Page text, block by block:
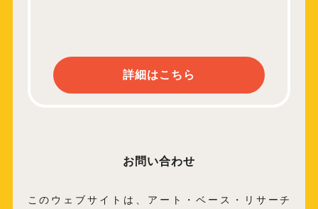
詳細はこちら
お問い合わせ
このウェブサイトは、アート・ベース・リサーチ